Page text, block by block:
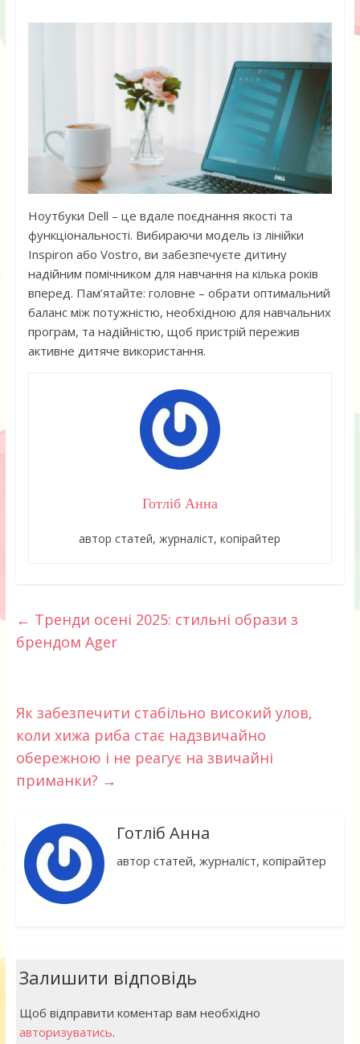
Ноутбуки Dell – це вдале поєднання якості та
функціональності. Вибираючи модель із лінійки
Inspiron або Vostro, ви забезпечуєте дитину
надійним помічником для навчання на кілька років
вперед. Пам’ятайте: головне – обрати оптимальний
баланс між потужністю, необхідною для навчальних
програм, та надійністю, щоб пристрій пережив
активне дитяче використання.
Готліб Анна
автор статей, журналіст, копірайтер
← Тренди осені 2025: стильні образи з
брендом Ager
Як забезпечити стабільно високий улов,
коли хижа риба стає надзвичайно
обережною і не реагує на звичайні
приманки? →
Готліб Анна
автор статей, журналіст, копірайтер
Залишити відповідь
Щоб відправити коментар вам необхідно
авторизуватись.